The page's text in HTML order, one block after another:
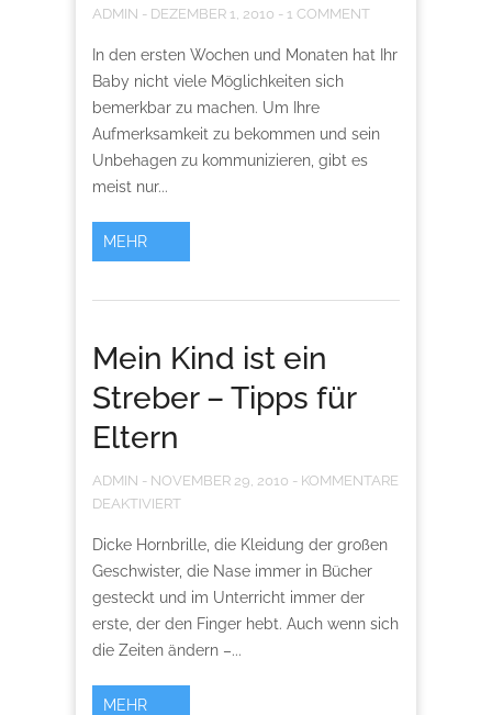
ADMIN - DEZEMBER 1, 2010 - 1 COMMENT
In den ersten Wochen und Monaten hat Ihr
Baby nicht viele Möglichkeiten sich
bemerkbar zu machen. Um Ihre
Aufmerksamkeit zu bekommen und sein
Unbehagen zu kommunizieren, gibt es
meist nur...
MEHR
Mein Kind ist ein
Streber – Tipps für
Eltern
ADMIN - NOVEMBER 29, 2010 - KOMMENTARE
DEAKTIVIERT
Dicke Hornbrille, die Kleidung der großen
Geschwister, die Nase immer in Bücher
gesteckt und im Unterricht immer der
erste, der den Finger hebt. Auch wenn sich
die Zeiten ändern –...
MEHR